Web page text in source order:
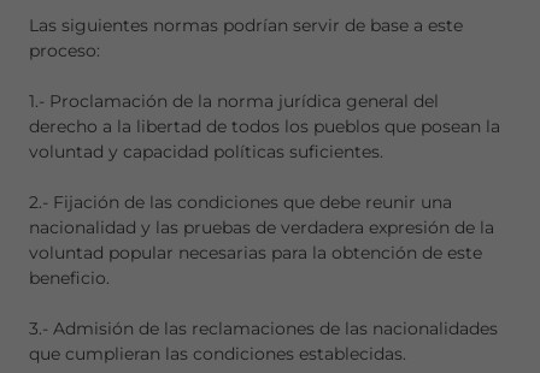
Las siguientes normas podrían servir de base a este
proceso:
1.- Proclamación de la norma jurídica general del
derecho a la libertad de todos los pueblos que posean la
voluntad y capacidad políticas suficientes.
2.- Fijación de las condiciones que debe reunir una
nacionalidad y las pruebas de verdadera expresión de la
voluntad popular necesarias para la obtención de este
beneficio.
3.- Admisión de las reclamaciones de las nacionalidades
que cumplieran las condiciones establecidas.